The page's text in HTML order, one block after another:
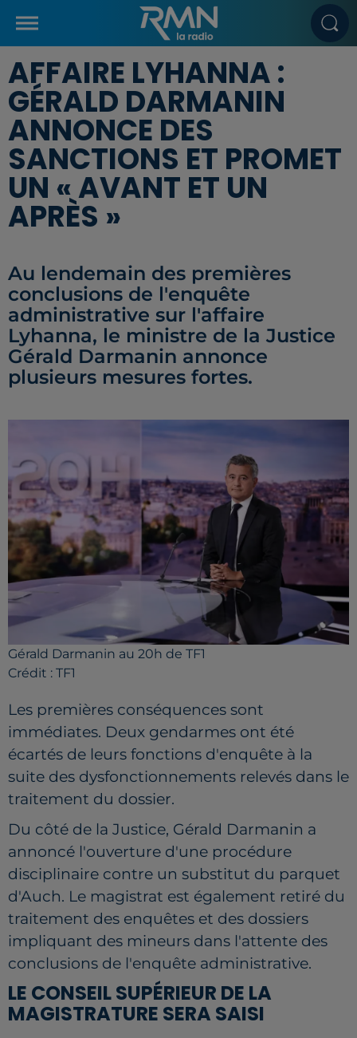
AFFAIRE LYHANNA :
GÉRALD DARMANIN
ANNONCE DES
SANCTIONS ET PROMET
UN « AVANT ET UN
APRÈS »
Au lendemain des premières
conclusions de l'enquête
administrative sur l'affaire
Lyhanna, le ministre de la Justice
Gérald Darmanin annonce
plusieurs mesures fortes.
Gérald Darmanin au 20h de TF1
Crédit : TF1
Les premières conséquences sont
immédiates. Deux gendarmes ont été
écartés de leurs fonctions d'enquête à la
suite des dysfonctionnements relevés dans le
traitement du dossier.
Du côté de la Justice, Gérald Darmanin a
annoncé l'ouverture d'une procédure
disciplinaire contre un substitut du parquet
d'Auch. Le magistrat est également retiré du
traitement des enquêtes et des dossiers
impliquant des mineurs dans l'attente des
conclusions de l'enquête administrative.
LE CONSEIL SUPÉRIEUR DE LA
MAGISTRATURE SERA SAISI